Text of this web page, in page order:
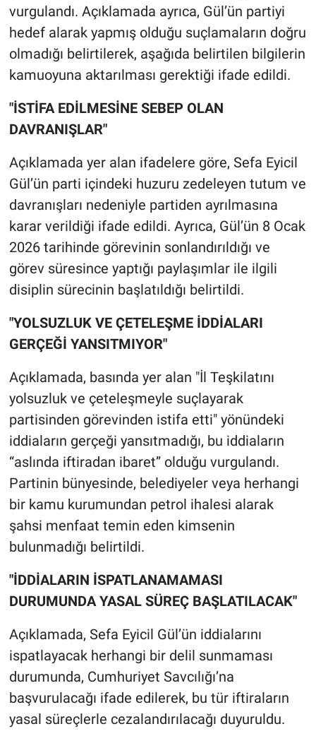
vurgulandı. Açıklamada ayrıca, Gül’ün partiyi
hedef alarak yapmış olduğu suçlamaların doğru
olmadığı belirtilerek, aşağıda belirtilen bilgilerin
kamuoyuna aktarılması gerektiği ifade edildi.
"İSTİFA EDİLMESİNE SEBEP OLAN
DAVRANIŞLAR"
Açıklamada yer alan ifadelere göre, Sefa Eyicil
Gül’ün parti içindeki huzuru zedeleyen tutum ve
davranışları nedeniyle partiden ayrılmasına
karar verildiği ifade edildi. Ayrıca, Gül’ün 8 Ocak
2026 tarihinde görevinin sonlandırıldığı ve
görev süresince yaptığı paylaşımlar ile ilgili
disiplin sürecinin başlatıldığı belirtildi.
"YOLSUZLUK VE ÇETELEŞME İDDİALARI
GERÇEĞİ YANSITMIYOR"
Açıklamada, basında yer alan "İl Teşkilatını
yolsuzluk ve çeteleşmeyle suçlayarak
partisinden görevinden istifa etti" yönündeki
iddiaların gerçeği yansıtmadığı, bu iddiaların
“aslında iftiradan ibaret” olduğu vurgulandı.
Partinin bünyesinde, belediyeler veya herhangi
bir kamu kurumundan petrol ihalesi alarak
şahsi menfaat temin eden kimsenin
bulunmadığı belirtildi.
"İDDİALARIN İSPATLANAMAMASI
DURUMUNDA YASAL SÜREÇ BAŞLATILACAK"
Açıklamada, Sefa Eyicil Gül’ün iddialarını
ispatlayacak herhangi bir delil sunmaması
durumunda, Cumhuriyet Savcılığı’na
başvurulacağı ifade edilerek, bu tür iftiraların
yasal süreçlerle cezalandırılacağı duyuruldu.